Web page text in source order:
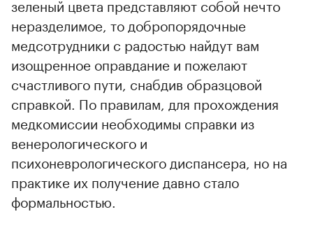
зеленый цвета представляют собой нечто
неразделимое, то добропорядочные
медсотрудники с радостью найдут вам
изощренное оправдание и пожелают
счастливого пути, снабдив образцовой
справкой. По правилам, для прохождения
медкомиссии необходимы справки из
венерологического и
психоневрологического диспансера, но на
практике их получение давно стало
формальностью.